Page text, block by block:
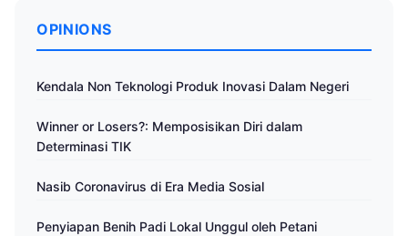
OPINIONS
Kendala Non Teknologi Produk Inovasi Dalam Negeri
Winner or Losers?: Memposisikan Diri dalam
Determinasi TIK
Nasib Coronavirus di Era Media Sosial
Penyiapan Benih Padi Lokal Unggul oleh Petani